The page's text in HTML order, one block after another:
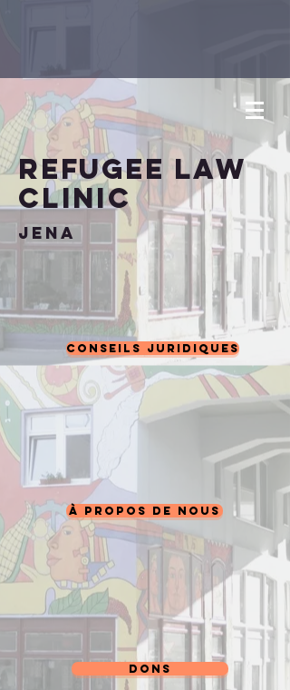
RefugeeLaw
Clinic
Jena
Conseils juridiques
à propos de nous
dons